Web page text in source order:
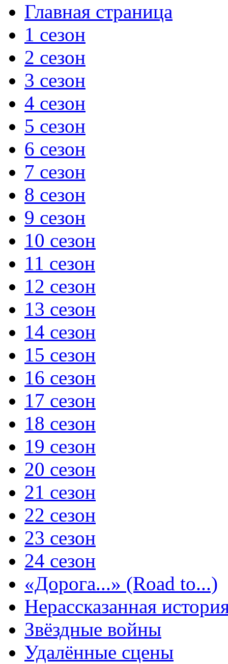
Главная страница
1 сезон
2 сезон
3 сезон
4 сезон
5 сезон
6 сезон
7 сезон
8 сезон
9 сезон
10 сезон
11 сезон
12 сезон
13 сезон
14 сезон
15 сезон
16 сезон
17 сезон
18 сезон
19 сезон
20 сезон
21 сезон
22 сезон
23 сезон
24 сезон
«Дорога...» (Road to...)
Нерассказанная
Звёздные войны
Удалённые сцены